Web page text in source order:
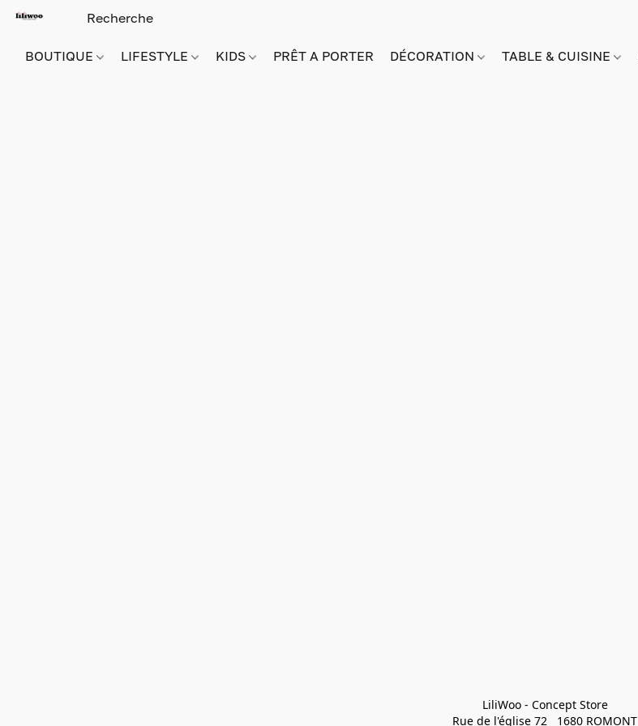
BOUTIQUE LIFESTYLE KIDS PRÊT A PORTER DÉCORATION TABLE & CUISINE
LiliWoo - Concept Store
Rue de l'église 72   1680 ROMONT